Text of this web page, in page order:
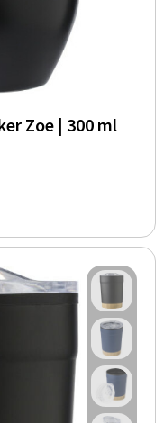
Zoe | 300 ml